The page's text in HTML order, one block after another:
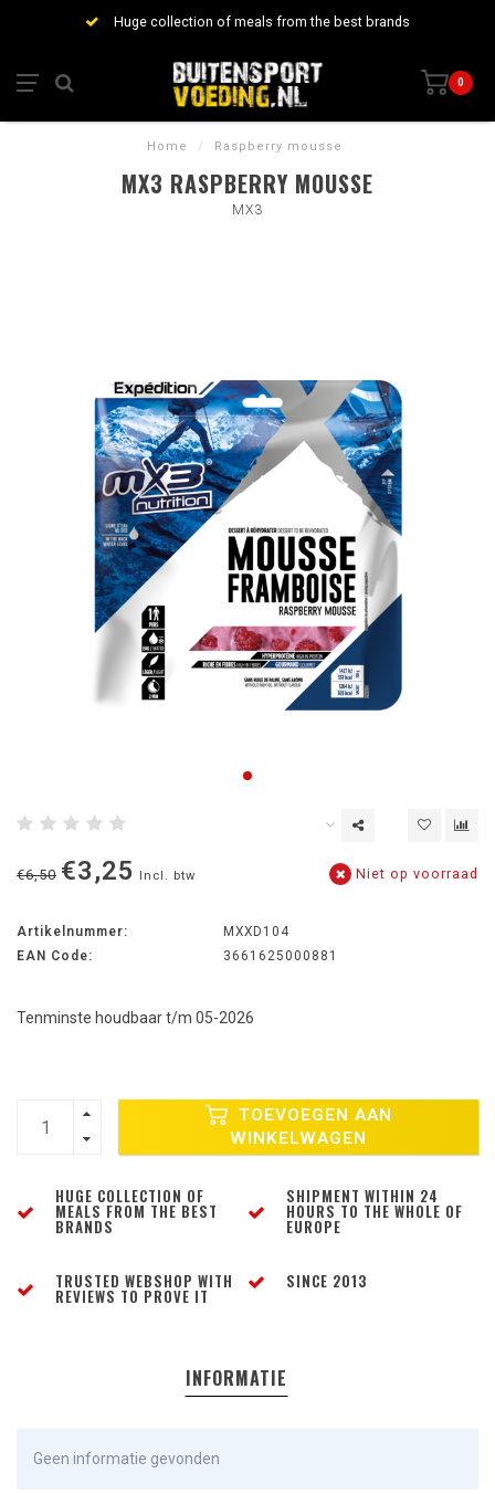
Huge collection of meals from the best brands
0
Home / Raspberry mousse
MX3 RASPBERRY MOUSSE
MX3
€6,50 €3,25 Incl. btw Niet op voorraad
Artikelnummer:
MXXD104
EAN Code:
3661625000881
Tenminste houdbaar t/m 05-2026
TOEVOEGEN AAN
WINKELWAGEN
HUGE COLLECTION OF
MEALS FROM THE BEST
BRANDS
SHIPMENT WITHIN 24
HOURS TO THE WHOLE OF
EUROPE
TRUSTED WEBSHOP WITH
REVIEWS TO PROVE IT
SINCE 2013
INFORMATIE
Geen informatie gevonden